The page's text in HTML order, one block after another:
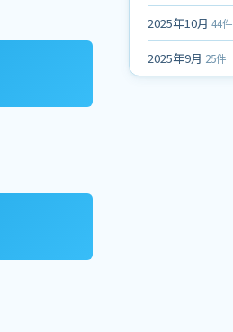
2025年10月 44件
2025年9月 25件